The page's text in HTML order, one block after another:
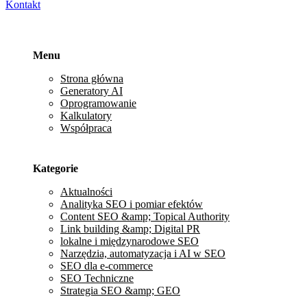
Kontakt
Menu
Strona główna
Generatory AI
Oprogramowanie
Kalkulatory
Współpraca
Kategorie
Aktualności
Analityka SEO i pomiar efektów
Content SEO &amp; Topical Authority
Link building &amp; Digital PR
lokalne i międzynarodowe SEO
Narzędzia, automatyzacja i AI w SEO
SEO dla e-commerce
SEO Techniczne
Strategia SEO &amp; GEO